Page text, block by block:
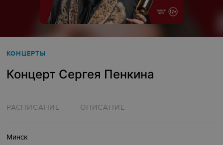
КОНЦЕРТЫ
Концерт Сергея Пенкина
РАСПИСАНИЕ ОПИСАНИЕ
Минск